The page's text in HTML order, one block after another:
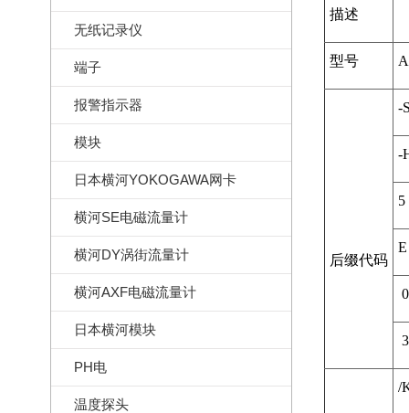
无纸记录仪
端子
报警指示器
模块
日本横河YOKOGAWA网卡
横河SE电磁流量计
横河DY涡街流量计
横河AXF电磁流量计
日本横河模块
PH电
温度探头
描述
型号
后缀代码
-
-
5
E
0
3
/